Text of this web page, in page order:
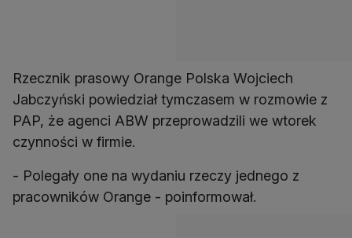
Rzecznik prasowy Orange Polska Wojciech
Jabczyński powiedział tymczasem w rozmowie z
PAP, że agenci ABW przeprowadzili we wtorek
czynności w firmie.
- Polegały one na wydaniu rzeczy jednego z
pracowników Orange - poinformował.